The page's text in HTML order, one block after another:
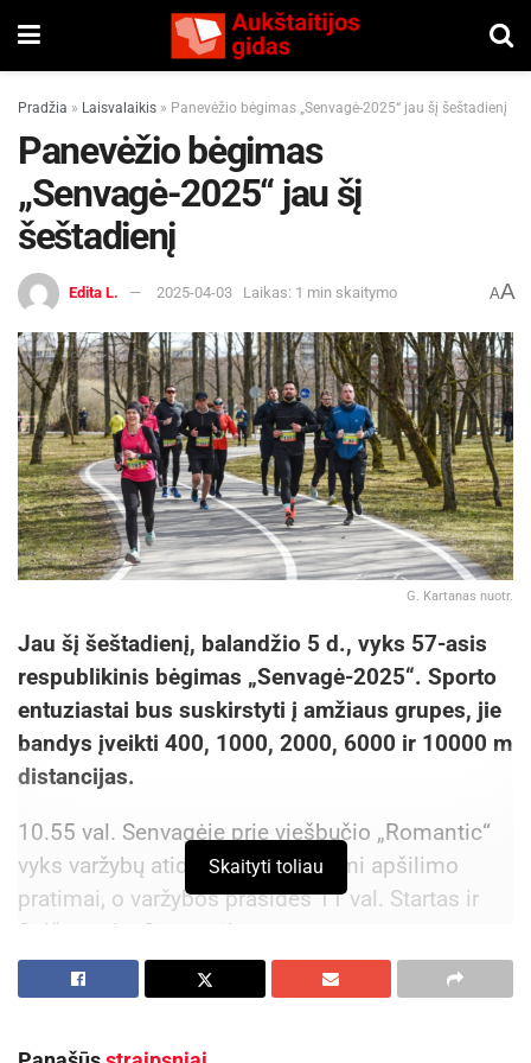
Pradžia » Laisvalaikis » Panevėžio bėgimas „Senvagė-2025“ jau šį šeštadienį
Panevėžio bėgimas
„Senvagė-2025“ jau šį
šeštadienį
Edita L. 2025-04-03 Laikas: 1 min skaitymo AA
G. Kartanas nuotr.
Jau šį šeštadienį, balandžio 5 d., vyks 57-asis
respublikinis bėgimas „Senvagė-2025“. Sporto
entuziastai bus suskirstyti į amžiaus grupes, jie
bandys įveikti 400, 1000, 2000, 6000 ir 10000 m
distancijas.
10.55 val. Senvagėje prie viešbučio „Romantic“
vyks varžybų atidarymas, atliekami apšilimo
pratimai, o varžybos prasidės 11 val. Startas ir
finišas vyks Senvagėje.
Distancijos ir starto laikai
Skaityti toliau